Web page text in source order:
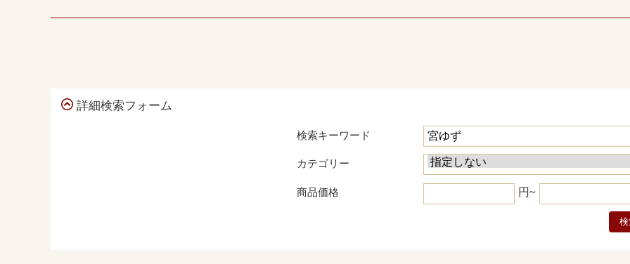
詳細検索フォーム
検索キーワード
カテゴリー
商品価格 円~